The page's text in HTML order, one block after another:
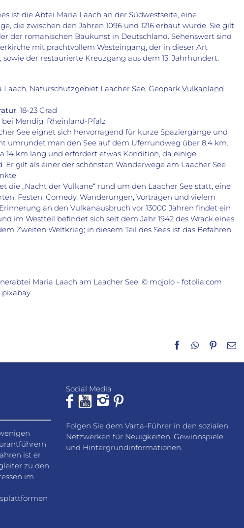
ist die Abtei Maria Laach an der Südwestseite, eine
die zwischen den Jahren 1096 und 1216 erbaut wurde. Sie gilt
der romanischen Baukunst in Deutschland. Sehenswert sind
mit prachtvollem Westeingang, der in dieser Art
der restaurierte Kreuzgang aus dem 13. Jahrhundert.
Laach, Naturschutzgebiet Laacher See, Geopark Vulkanland
: 18-23 Grad
bei Mendig, Rheinland-Pfalz
See eignet sich hervorragend für kurze Spaziergänge und
umrundet man den See auf dem Uferrundweg über 8,4 km.
14 km lang und erfordert etwas Kondition, da einige
gilt als einer der schönsten Wanderwege am Laacher See
die „Nacht der Vulkane“ rund um den Laacher See statt, eine
Festen, Comedy, Wanderungen, Vorträgen und vielem
an den Vulkanausbruch vor 13000 Jahren findet ein
im Westteil befindet sich seit dem Jahr 1942 des Wrack eines
Zweiten Weltkrieg; in diesem Teil des Sees ist das Befahren
Maria Laach am Laacher See: © mojolo - fotolia.com
pixabay
Facebook
WhatsApp
Pinterest
E-
ist er
zu den
im
Social Media
Folgen Sie dem Varta-Führer in den sozialen
Netzwerken für Neuigkeiten, Gewinnspiele
und Hintergrundinformationen.